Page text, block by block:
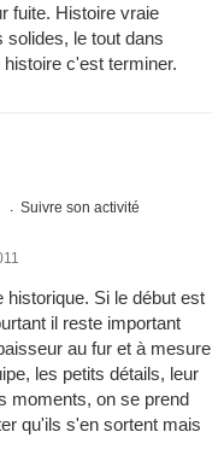
fuite. Histoire vraie
le tout dans
c'est terminer.
Suivre son activité
Si le début est
il reste important
au fur et à mesure
les petits détails, leur
moments, on se prend
qu'ils s'en sortent mais